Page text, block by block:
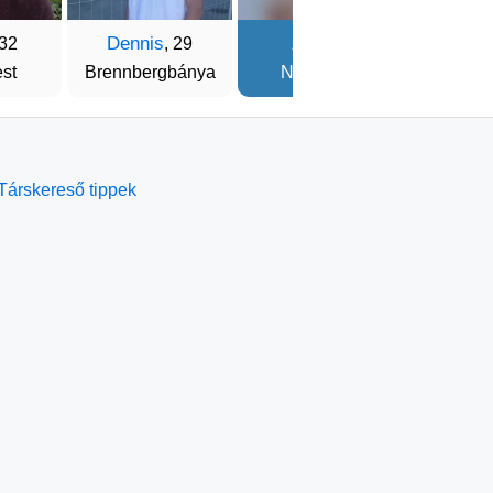
Dennis, 29
Brennbergbánya
Zoli
Nagycenk
tippek